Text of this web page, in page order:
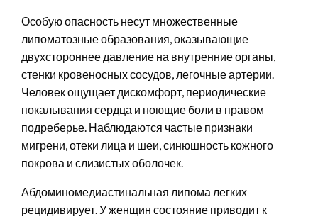
Особую опасность несут множественные
липоматозные образования, оказывающие
двухстороннее давление на внутренние органы,
стенки кровеносных сосудов, легочные артерии.
Человек ощущает дискомфорт, периодические
покалывания сердца и ноющие боли в правом
подреберье. Наблюдаются частые признаки
мигрени, отеки лица и шеи, синюшность кожного
покрова и слизистых оболочек.
Абдоминомедиастинальная липома легких
рецидивирует. У женщин состояние приводит к